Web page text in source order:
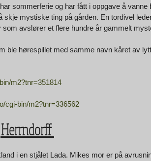
sommerferie og har fått i oppgave å vanne
mystiske ting på gården. En tordivel
avslører et flere hundre år gammelt
ble hørespillet med samme navn kåret av
m2?tnr=351814
cgi-bin/m2?tnr=336562
Herrndorff
i en stjålet Lada. Mikes mor er på